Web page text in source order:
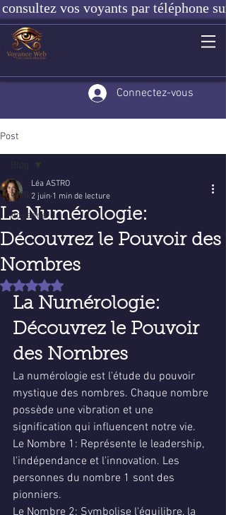
consultez vos voyants par téléphone
Connectez-vous
Post
Blog
Voyance
La Numérologie:
Découvrez le Pouvoir des
Nombres
Léa ASTRO
2 juin 1 min de lecture
Noté NaN étoiles sur 5.
La Numérologie:
Découvrez le Pouvoir
des Nombres
La numérologie est l'étude du pouvoir
mystique des nombres. Chaque nombre
possède une vibration et une
signification qui influencent notre vie.
Le Nombre 1: Représente le leadership,
l'indépendance et l'innovation. Les
personnes du nombre 1 sont des
pionniers.
Le Nombre 2: Symbolise l'équilibre, la